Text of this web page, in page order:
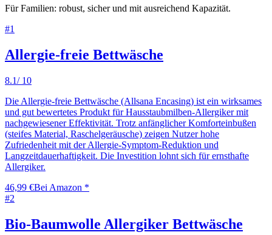
Für Familien: robust, sicher und mit ausreichend Kapazität.
#1
Allergie-freie Bettwäsche
8.1/ 10
Die Allergie-freie Bettwäsche (Allsana Encasing) ist ein wirksames
und gut bewertetes Produkt für Hausstaubmilben-Allergiker mit
nachgewiesener Effektivität. Trotz anfänglicher Komforteinbußen
(steifes Material, Raschelgeräusche) zeigen Nutzer hohe
Zufriedenheit mit der Allergie-Symptom-Reduktion und
Langzeitdauerhaftigkeit. Die Investition lohnt sich für ernsthafte
Allergiker.
46,99 €Bei Amazon *
#2
Bio-Baumwolle Allergiker Bettwäsche